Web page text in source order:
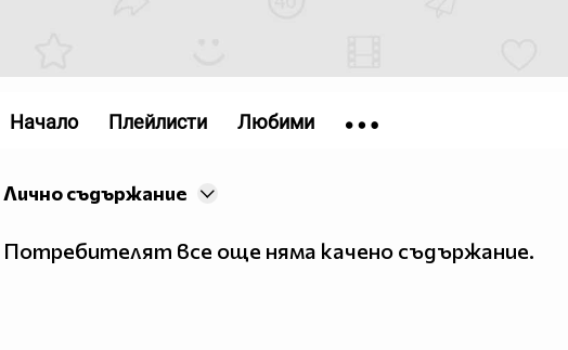
Лично съдържание
Потребителят все още няма качено съдържание.
Начало Плейлисти Любими